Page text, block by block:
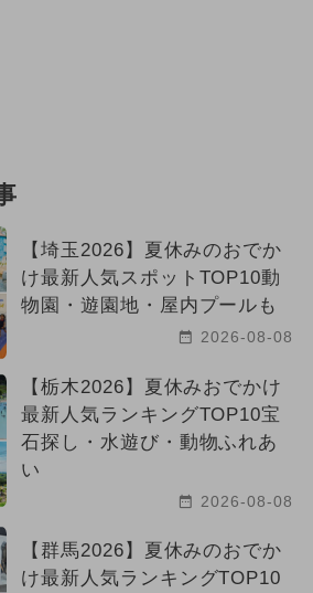
【埼玉2026】夏休みのおでか
け最新人気スポットTOP10動
物園・遊園地・屋内プールも
2026-08-08
【栃木2026】夏休みおでかけ
最新人気ランキングTOP10宝
石探し・水遊び・動物ふれあ
い
2026-08-08
【群馬2026】夏休みのおでか
け最新人気ランキングTOP10